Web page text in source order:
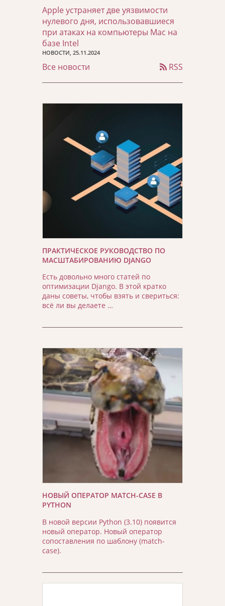
Apple устраняет две уязвимости
нулевого дня, использовавшиеся
при атаках на компьютеры Mac на
базе Intel
НОВОСТИ, 25.11.2024
Все новости RSS
ПРАКТИЧЕСКОЕ РУКОВОДСТВО ПО
МАСШТАБИРОВАНИЮ DJANGO
Есть довольно много статей по
оптимизации Django. В этой кратко
даны советы, чтобы взять и свериться:
всё ли вы делаете …
НОВЫЙ ОПЕРАТОР MATCH-CASE В
PYTHON
В новой версии Python (3.10) появится
новый оператор. Новый оператор
сопоставления по шаблону (match-
case).